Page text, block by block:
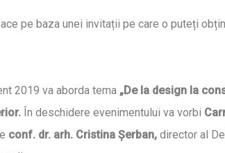
pe baza unei invitații pe care o puteți
2019 va aborda tema „De la design la
În deschidere evenimentului va vorbi
conf. dr. arh. Cristina Șerban, director al